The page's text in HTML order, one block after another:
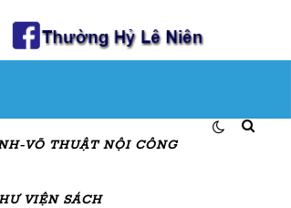
VÕ THUẬT NỘI CÔNG
VIỆN SÁCH